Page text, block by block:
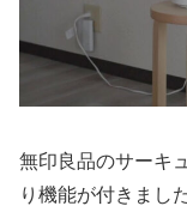
無印良品のサーキ
り機能が付きました